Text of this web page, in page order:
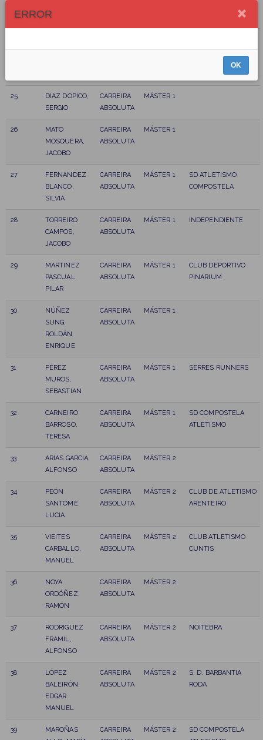
SERGIO
CARRILLO,
ABSOLUTA
25
DIAZ DOPICO,
SERGIO
CARREIRA
ABSOLUTA
MÁSTER 1
26
MATO
MOSQUERA,
JACOBO
CARREIRA
ABSOLUTA
MÁSTER 1
27
FERNANDEZ
BLANCO,
SILVIA
CARREIRA
ABSOLUTA
MÁSTER 1
SD ATLETISMO
COMPOSTELA
28
TORREIRO
CAMPOS,
JACOBO
CARREIRA
ABSOLUTA
MÁSTER 1 INDEPENDIENTE
29
MARTINEZ
PASCUAL,
PILAR
CARREIRA
ABSOLUTA
MÁSTER 1
CLUB DEPORTIVO
PINARIUM
30
NÚÑEZ
SUNG,
ROLDÁN
ENRIQUE
CARREIRA
ABSOLUTA
MÁSTER 1
31
PÉREZ
MUROS,
SEBASTIAN
CARREIRA
ABSOLUTA
MÁSTER 1 SERRES RUNNERS
32
CARNEIRO
BARROSO,
TERESA
CARREIRA
ABSOLUTA
MÁSTER 1
SD COMPOSTELA
ATLETISMO
33
ARIAS GARCIA,
ALFONSO
CARREIRA
ABSOLUTA
MÁSTER 2
34
PEÓN
SANTOME,
LUCIA
CARREIRA
ABSOLUTA
MÁSTER 2
CLUB DE ATLETISMO
ARENTEIRO
35
VIEITES
CARBALLO,
MANUEL
CARREIRA
ABSOLUTA
MÁSTER 2
CLUB ATLETISMO
CUNTIS
36
NOYA
ORDÓÑEZ,
RAMÓN
CARREIRA
ABSOLUTA
MÁSTER 2
37
RODRIGUEZ
FRAMIL,
ALFONSO
CARREIRA
ABSOLUTA
MÁSTER 2 NOITEBRA
38
LÓPEZ
BALEIRÓN,
EDGAR
MANUEL
CARREIRA
ABSOLUTA
MÁSTER 2
S. D. BARBANTIA
RODA
39
MAROÑAS
CARREIRA
MÁSTER 2
SD COMPOSTELA
ERROR
OK